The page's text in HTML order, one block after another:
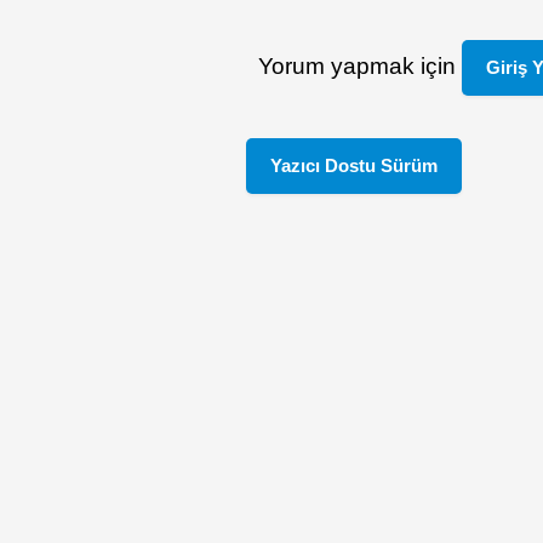
Yorum yapmak için Giriş
Yazıcı Dostu Sürüm